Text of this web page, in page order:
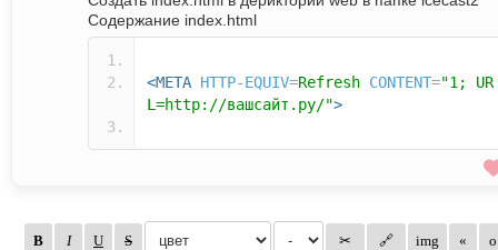
Содержание index.html
<META HTTP-EQUIV=Refresh CONTENT="1; UR
L=http://вашсайт.ру/">